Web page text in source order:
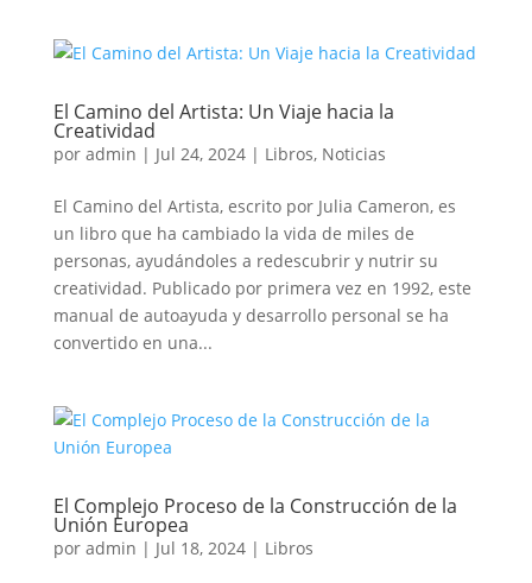
El Camino del Artista: Un Viaje hacia la
Creatividad
por admin | Jul 24, 2024| Libros, Noticias
El Camino del Artista, escrito por Julia Cameron, es
un libro que ha cambiado la vida de miles de
personas, ayudándoles a redescubrir y nutrir su
creatividad. Publicado por primera vez en 1992, este
manual de autoayuda y desarrollo personal se ha
convertido en una...
El Complejo Proceso de la Construcción de la
Unión Europea
por admin | Jul 18, 2024| Libros